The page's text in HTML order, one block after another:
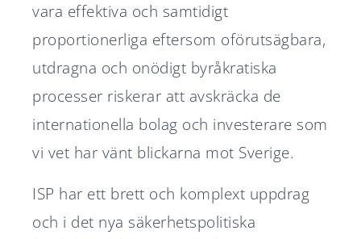
vara effektiva och samtidigt
proportionerliga eftersom oförutsägbara,
utdragna och onödigt byråkratiska
processer riskerar att avskräcka de
internationella bolag och investerare som
vi vet har vänt blickarna mot Sverige.
ISP har ett brett och komplext uppdrag
och i det nya säkerhetspolitiska